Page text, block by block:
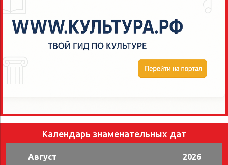
Календарь знаменательных дат
Август 2026